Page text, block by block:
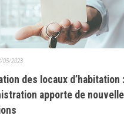
des locaux d’habitation :
apporte de
05/2023